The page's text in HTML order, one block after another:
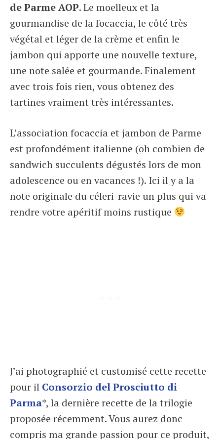
de Parme AOP. Le moelleux et la
gourmandise de la focaccia, le côté très
végétal et léger de la crème et enfin le
jambon qui apporte une nouvelle texture,
une note salée et gourmande. Finalement
avec trois fois rien, vous obtenez des
tartines vraiment très intéressantes.
L’association focaccia et jambon de Parme
est profondément italienne (oh combien de
sandwich succulents dégustés lors de mon
adolescence ou en vacances !). Ici il y a la
note originale du céleri-ravie un plus qui va
rendre votre apéritif moins rustique
J’ai photographié et customisé cette recette
pour il Consorzio del Prosciutto di
Parma*, la dernière recette de la trilogie
proposée récemment. Vous aurez donc
compris ma grande passion pour ce produit,